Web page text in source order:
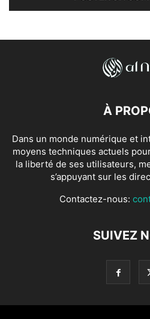
À
Dans un monde numérique et
moyens techniques actuels
la liberté de ses utilisateurs,
s’appuyant sur les
Contactez-nous:
SUIVEZ